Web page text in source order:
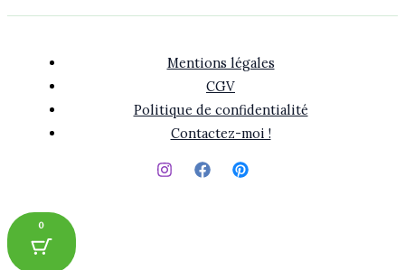
Mentions légales
CGV
Politique de confidentialité
Contactez-moi !
0